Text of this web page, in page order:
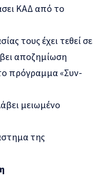
ΚΑΔ από το
τους έχει τεθεί σε
αποζημίωση
πρόγραμμα «Συν-
μειωμένο
της